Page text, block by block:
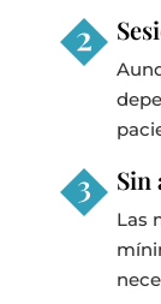
Sin
Las